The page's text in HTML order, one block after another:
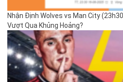
Nhận Định Wolves vs Man City
Vượt Qua Khủng Hoảng?